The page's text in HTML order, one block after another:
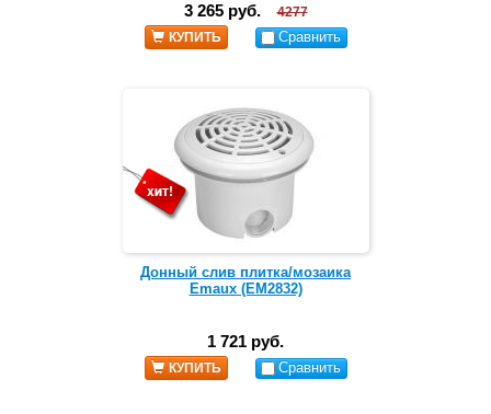
3 265 руб.
4277
КУПИТЬ
Сравнить
Донный слив плитка/мозаика
Emaux (EM2832)
1 721 руб.
КУПИТЬ Сравнить